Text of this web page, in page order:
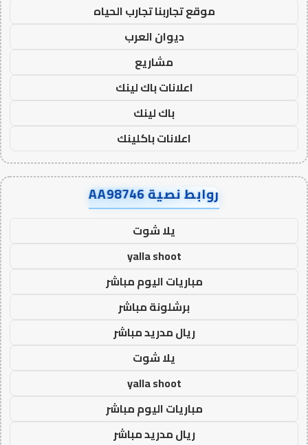
موقع تجاربنا تجارب الحياه
ديوان العرب
مشاريع
اعلانات باك لينك
باك لينك
اعلانات باكلينك
روابط نصية AA98746
يلا شوت
yalla shoot
مباريات اليوم مباشر
برشلونة مباشر
ريال مدريد مباشر
يلا شوت
yalla shoot
مباريات اليوم مباشر
ريال مدريد مباشر